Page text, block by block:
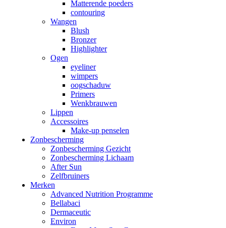
Matterende poeders
contouring
Wangen
Blush
Bronzer
Highlighter
Ogen
eyeliner
wimpers
oogschaduw
Primers
Wenkbrauwen
Lippen
Accessoires
Make-up penselen
Zonbescherming
Zonbescherming Gezicht
Zonbescherming Lichaam
After Sun
Zelfbruiners
Merken
Advanced Nutrition Programme
Bellabaci
Dermaceutic
Environ